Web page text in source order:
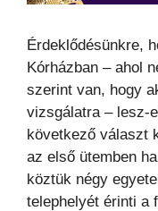
Érdeklődésünkre,
Kórházban – ahol
szerint van, hogy
vizsgálatra – lesz-
következő választ
az első ütemben
köztük négy
telephelyét érinti a